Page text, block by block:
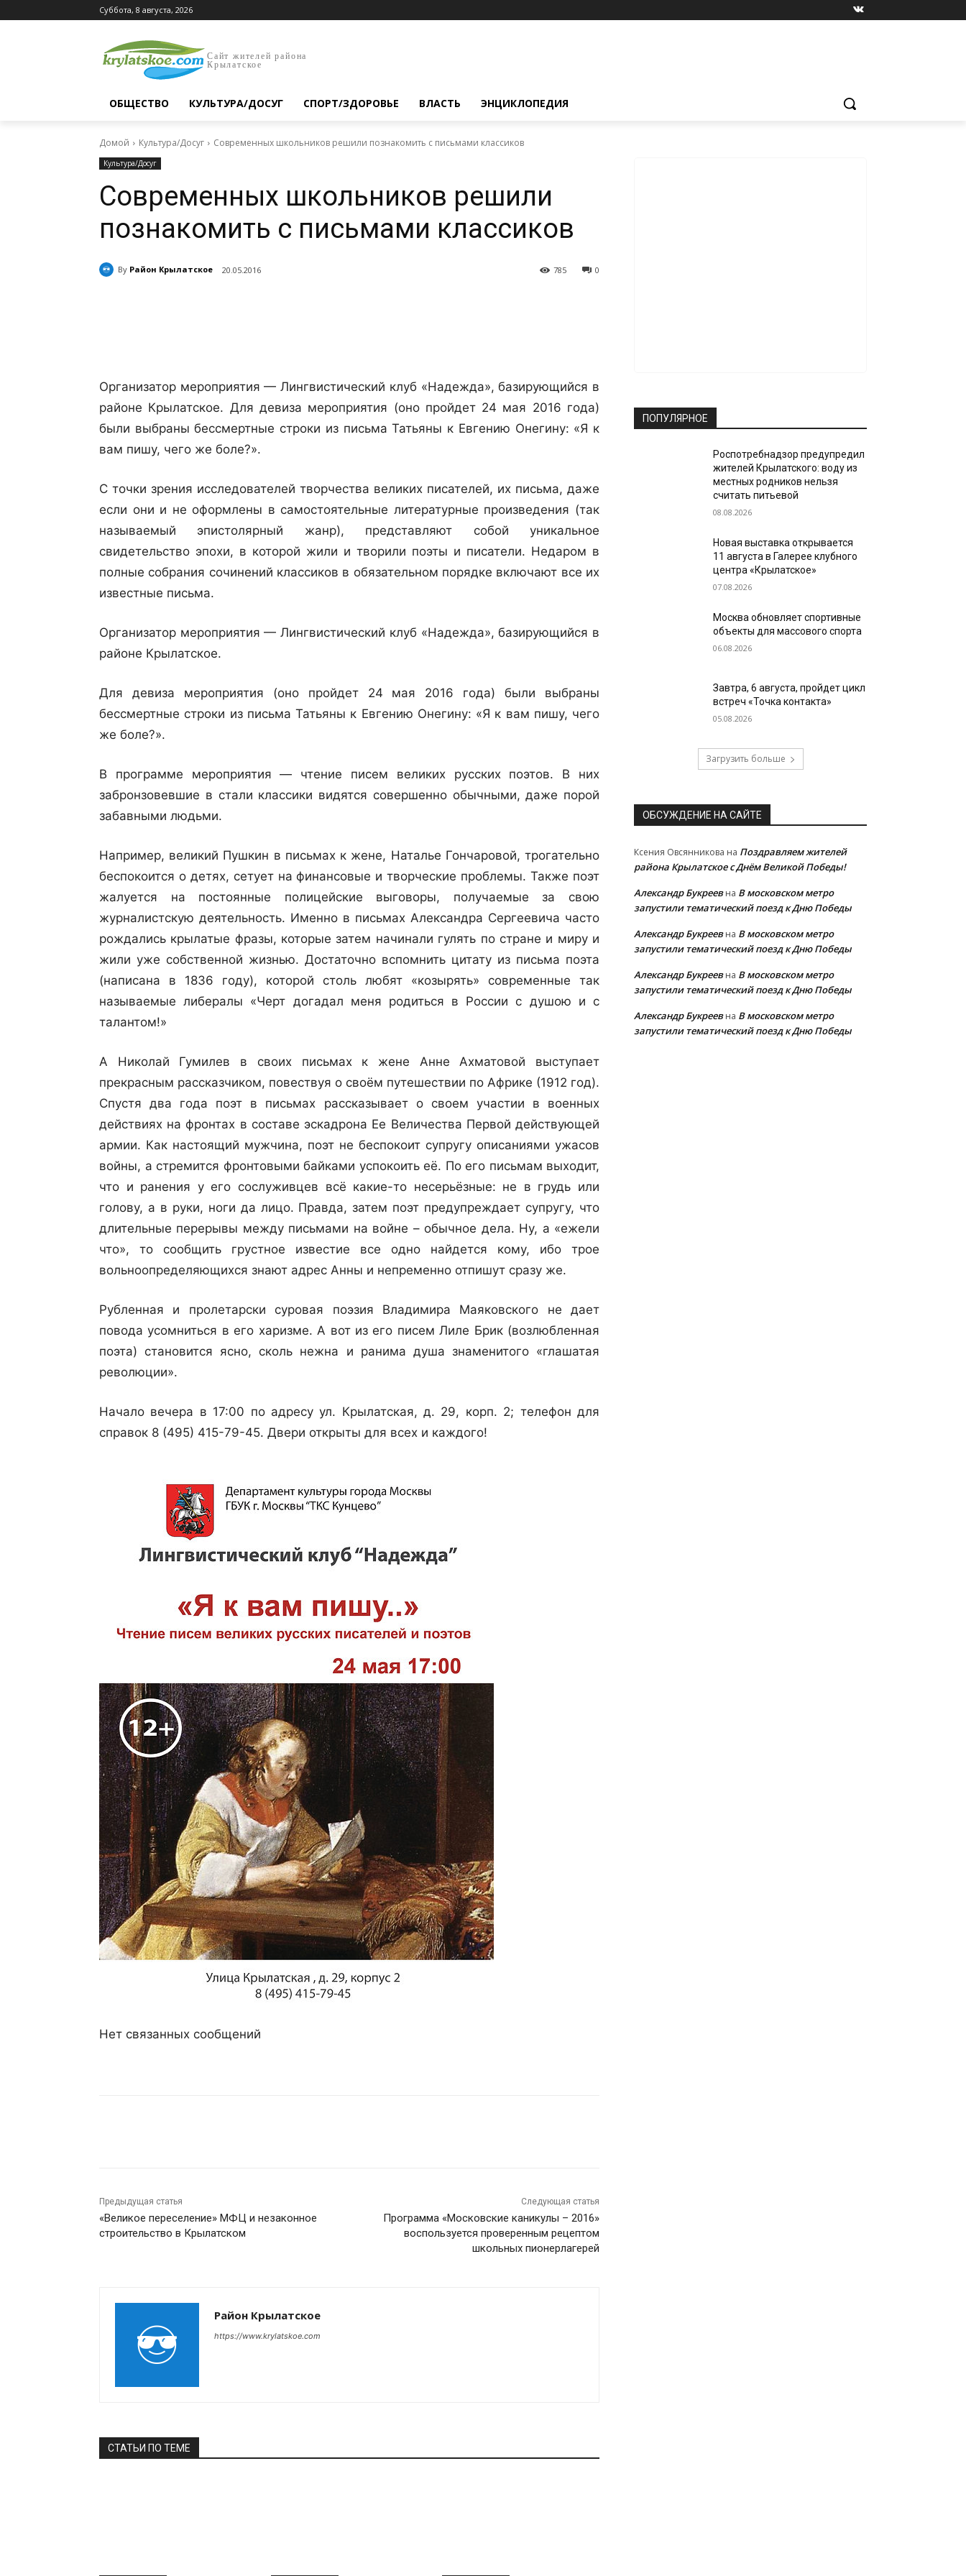
Суббота, 8 августа, 2026
Сайт жителей района
Крылатское
ОБЩЕСТВО КУЛЬТУРА/ДОСУГ СПОРТ/ЗДОРОВЬЕ ВЛАСТЬ ЭНЦИКЛОПЕДИЯ
Домой Культура/Досуг Современных школьников решили познакомить с письмами классиков
Культура/Досуг
Современных школьников решили
познакомить с письмами классиков
By Район Крылатское 20.05.2016 0
785
Организатор мероприятия — Лингвистический клуб «Надежда», базирующийся в
районе Крылатское. Для девиза мероприятия (оно пройдет 24 мая 2016 года)
были выбраны бессмертные строки из письма Татьяны к Евгению Онегину: «Я к
вам пишу, чего же боле?».
С точки зрения исследователей творчества великих писателей, их письма, даже
если они и не оформлены в самостоятельные литературные произведения (так
называемый эпистолярный жанр), представляют собой уникальное
свидетельство эпохи, в которой жили и творили поэты и писатели. Недаром в
полные собрания сочинений классиков в обязательном порядке включают все их
известные письма.
Организатор мероприятия — Лингвистический клуб «Надежда», базирующийся в
районе Крылатское.
Для девиза мероприятия (оно пройдет 24 мая 2016 года) были выбраны
бессмертные строки из письма Татьяны к Евгению Онегину: «Я к вам пишу, чего
же боле?».
В программе мероприятия — чтение писем великих русских поэтов. В них
забронзовевшие в стали классики видятся совершенно обычными, даже порой
забавными людьми.
Например, великий Пушкин в письмах к жене, Наталье Гончаровой, трогательно
беспокоится о детях, сетует на финансовые и творческие проблемы. Также поэт
жалуется на постоянные полицейские выговоры, получаемые за свою
журналистскую деятельность. Именно в письмах Александра Сергеевича часто
рождались крылатые фразы, которые затем начинали гулять по стране и миру и
жили уже собственной жизнью. Достаточно вспомнить цитату из письма поэта
(написана в 1836 году), которой столь любят «козырять» современные так
называемые либералы «Черт догадал меня родиться в России с душою и с
талантом!»
А Николай Гумилев в своих письмах к жене Анне Ахматовой выступает
прекрасным рассказчиком, повествуя о своём путешествии по Африке (1912 год).
Спустя два года поэт в письмах рассказывает о своем участии в военных
действиях на фронтах в составе эскадрона Ее Величества Первой действующей
армии. Как настоящий мужчина, поэт не беспокоит супругу описаниями ужасов
войны, а стремится фронтовыми байками успокоить её. По его письмам выходит,
что и ранения у его сослуживцев всё какие-то несерьёзные: не в грудь или
голову, а в руки, ноги да лицо. Правда, затем поэт предупреждает супругу, что
длительные перерывы между письмами на войне – обычное дела. Ну, а «ежели
что», то сообщить грустное известие все одно найдется кому, ибо трое
вольноопределяющихся знают адрес Анны и непременно отпишут сразу же.
Рубленная и пролетарски суровая поэзия Владимира Маяковского не дает
повода усомниться в его харизме. А вот из его писем Лиле Брик (возлюбленная
поэта) становится ясно, сколь нежна и ранима душа знаменитого «глашатая
революции».
Начало вечера в 17:00 по адресу ул. Крылатская, д. 29, корп. 2; телефон для
справок 8 (495) 415-79-45. Двери открыты для всех и каждого!
Нет связанных сообщений
Предыдущая статья
«Великое переселение» МФЦ и незаконное
строительство в Крылатском
Следующая статья
Программа «Московские каникулы – 2016»
воспользуется проверенным рецептом
школьных пионерлагерей
Район Крылатское
https://www.krylatskoe.com
СТАТЬИ ПО ТЕМЕ
ПОПУЛЯРНОЕ
Роспотребнадзор предупредил
жителей Крылатского: воду из
местных родников нельзя
считать питьевой
08.08.2026
Новая выставка открывается
11 августа в Галерее клубного
центра «Крылатское»
07.08.2026
Москва обновляет спортивные
объекты для массового спорта
06.08.2026
Завтра, 6 августа, пройдет цикл
встреч «Точка контакта»
05.08.2026
Загрузить больше
ОБСУЖДЕНИЕ НА САЙТЕ
Ксения Овсянникова на Поздравляем жителей
района Крылатское с Днём Великой Победы!
Александр Букреевна В московском метро
запустили тематический поезд к Дню Победы
Александр Букреевна В московском метро
запустили тематический поезд к Дню Победы
Александр Букреевна В московском метро
запустили тематический поезд к Дню Победы
Александр Букреевна В московском метро
запустили тематический поезд к Дню Победы